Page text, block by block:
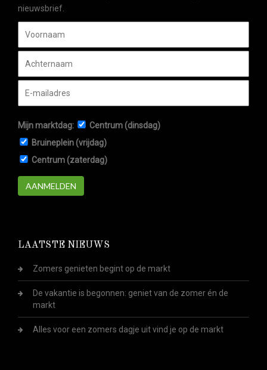
nieuwsbrief.
Mijn marktdag:
Centrum (dinsdag)
Bruineplein (vrijdag)
Centrum (zaterdag)
AANMELDEN
LAATSTE NIEUWS
Zomers genieten begint op de markt
De vakantie is begonnen: geniet van de zomer én de
markt
Alles voor een zomers dagje uit vind je op de markt